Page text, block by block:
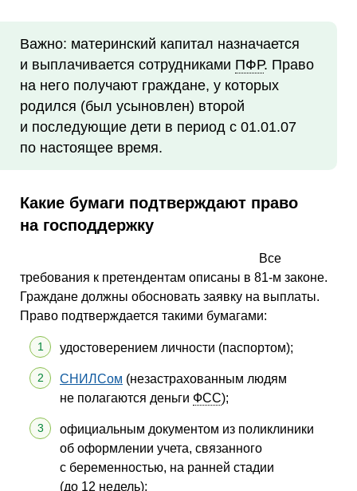
Важно: материнский капитал назначается
и выплачивается сотрудниками ПФР. Право
на него получают граждане, у которых
родился (был усыновлен) второй
и последующие дети в период с 01.01.07
по настоящее время.
Какие бумаги подтверждают право
на господдержку
Все
требования к претендентам описаны в 81-м законе.
Граждане должны обосновать заявку на выплаты.
Право подтверждается такими бумагами:
удостоверением личности (паспортом);
СНИЛСом (незастрахованным людям
не полагаются деньги ФСС);
официальным документом из поликлиники
об оформлении учета, связанного
с беременностью, на ранней стадии
(до 12 недель);